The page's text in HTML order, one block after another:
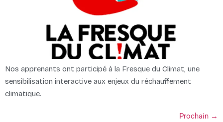
Nos apprenants ont participé à la Fresque du Climat, une
sensibilisation interactive aux enjeux du réchauffement
climatique.
Prochain →